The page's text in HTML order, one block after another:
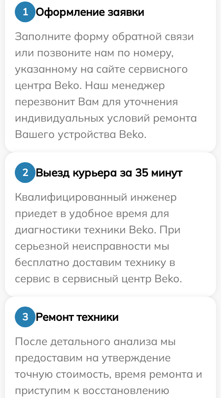
1
Оформление заявки
Заполните форму обратной связи
или позвоните нам по номеру,
указанному на сайте сервисного
центра Beko. Наш менеджер
перезвонит Вам для уточнения
индивидуальных условий ремонта
Вашего устройства Beko.
2
Выезд курьера за 35 минут
Квалифицированный инженер
приедет в удобное время для
диагностики техники Beko. При
серьезной неисправности мы
бесплатно доставим технику в
сервис в сервисный центр Beko.
3
Ремонт техники
После детального анализа мы
предоставим на утверждение
точную стоимость, время ремонта и
приступим к восстановлению